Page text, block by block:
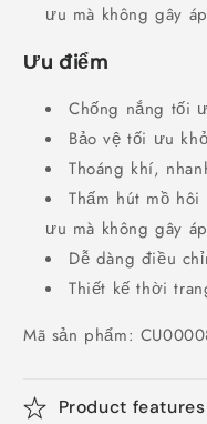
ưu mà không gây
Ưu điểm
Chống nắng tối
Bảo vệ tối ưu
Thoáng khí,
Thấm hút mồ
ưu mà không gây
Dễ dàng điều
Thiết kế thời
Mã sản phẩm:
Product features